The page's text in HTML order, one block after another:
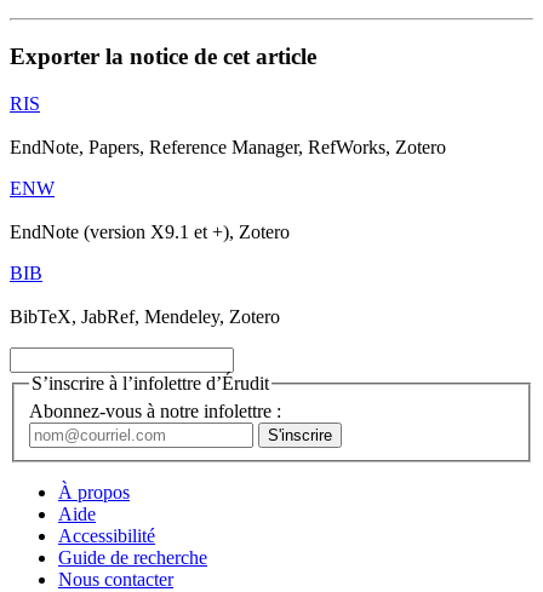
Exporter la notice de cet article
RIS
EndNote, Papers, Reference Manager, RefWorks, Zotero
ENW
EndNote (version X9.1 et +), Zotero
BIB
BibTeX, JabRef, Mendeley, Zotero
S’inscrire à l’infolettre d’Érudit
Abonnez-vous à notre infolettre :
À propos
Aide
Accessibilité
Guide de recherche
Nous contacter